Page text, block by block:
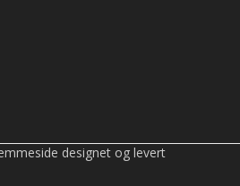
designet og levert